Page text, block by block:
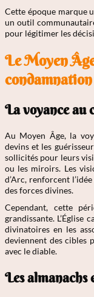
Cette époque marque
un outil
pour légitimer les
Le Moyen
condamnation
La voyance au
Au Moyen Âge, la
devins et les
sollicités pour leurs
ou les miroirs. Les
d’Arc, renforcent
des forces divines.
Cependant, cette
grandissante. L’Église
divinatoires en les
deviennent des cibles
avec le diable.
Les almanachs